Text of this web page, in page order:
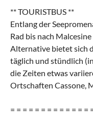
** TOURISTBUS **
Entlang der
Rad bis nach
Alternative bietet sich
täglich und stündlich
die Zeiten etwas
Ortschaften Cassone,
= = = = = = = = = = = = =